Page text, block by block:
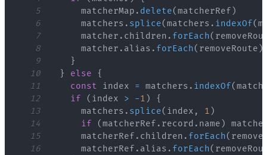
5
      matcherMap
. delete(matcherRef )
6
      matchers
. splice(matchers . indexOf(
7
      matcher
. children . forEach(
8
      matcher
. alias . forEach( removeRoute )
9
}
10
} else
{
11
const index = matchers . indexOf(
12
if ( index > -1 )
{
13
      matchers
. splice( index , 1 )
14
if (matcherRef . record . name )
15
      matcherRef
. children . forEach(
16
      matcherRef
. alias . forEach(